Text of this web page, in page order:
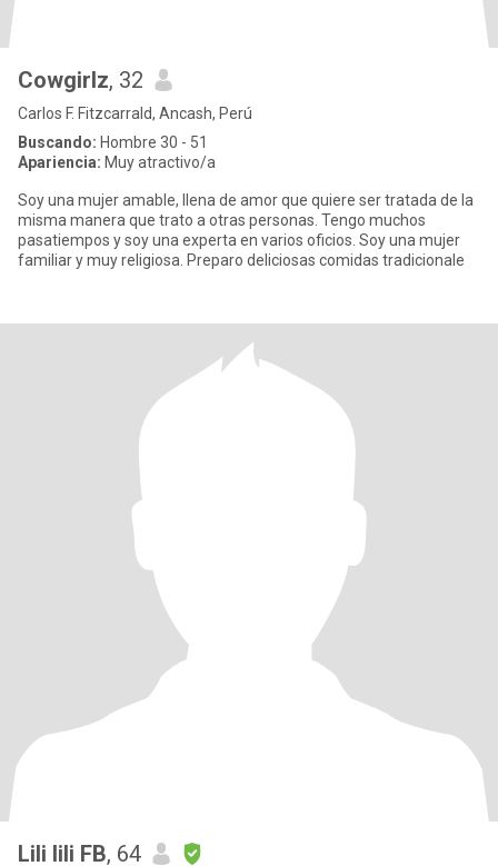
Cowgirlz, 32
Carlos F. Fitzcarrald, Ancash, Perú
Buscando: Hombre 30 - 51
Apariencia: Muy atractivo/a
Soy una mujer amable, llena de amor que quiere ser tratada de la
misma manera que trato a otras personas. Tengo muchos
pasatiempos y soy una experta en varios oficios. Soy una mujer
familiar y muy religiosa. Preparo deliciosas comidas tradicionale
Lili lili FB, 64